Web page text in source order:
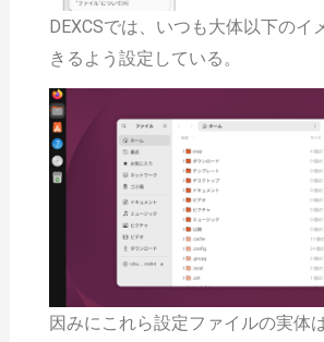
DEXCSでは、いつも大体以下のイ
きるよう設定している。
因みにこれら設定ファイルの実体は